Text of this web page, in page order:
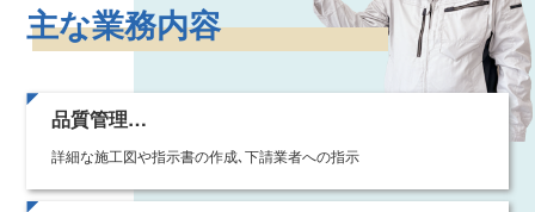
主な業務内容
品質管理…
詳細な施工図や指示書の作成､下請業者への指示